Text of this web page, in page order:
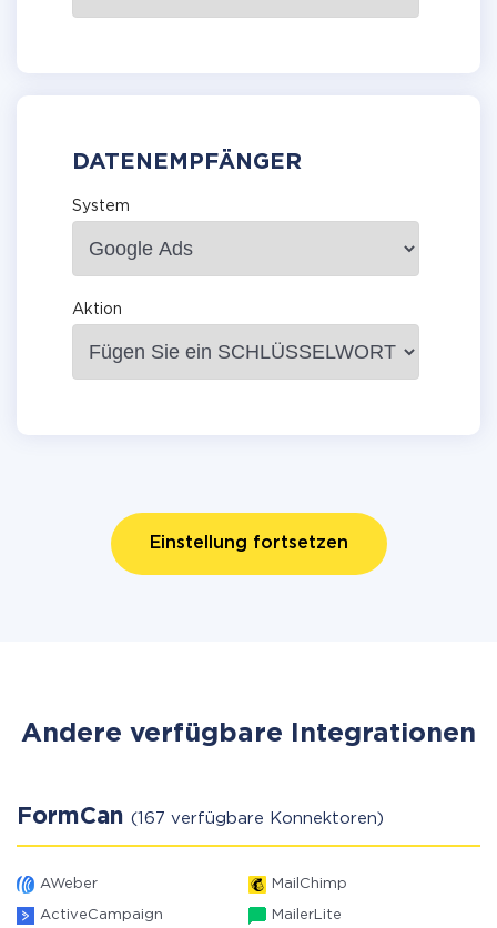
DATENEMPFÄNGER
System
Aktion
Einstellung fortsetzen
Andere verfügbare Integrationen
FormCan (167 verfügbare Konnektoren)
AWeber MailChimp
ActiveCampaign MailerLite